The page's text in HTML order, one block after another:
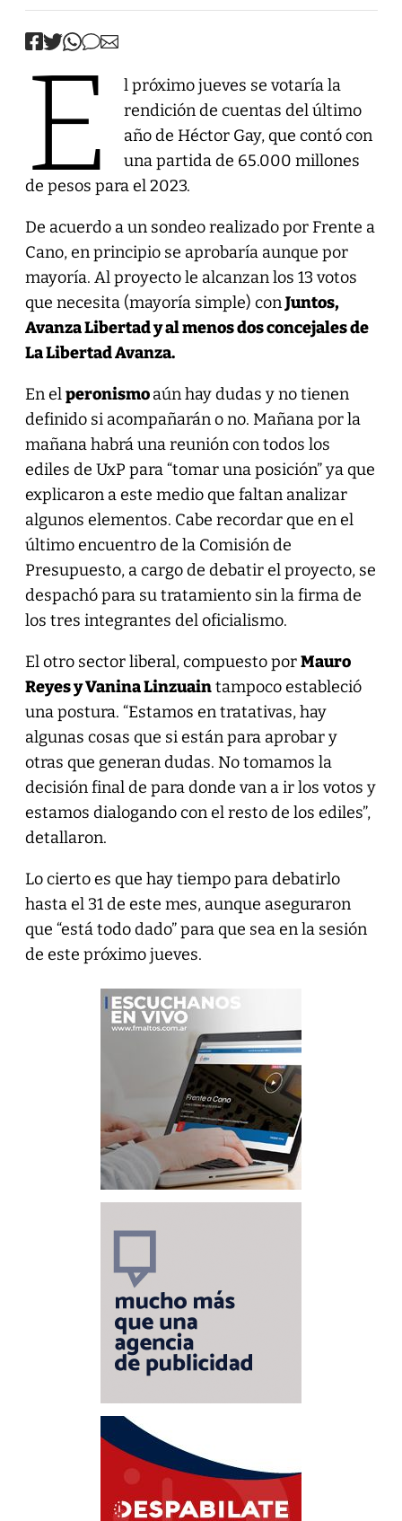
E
l próximo jueves se votaría la
rendición de cuentas del último
año de Héctor Gay, que contó con
una partida de 65.000 millones
de pesos para el 2023.
De acuerdo a un sondeo realizado por Frente a
Cano, en principio se aprobaría aunque por
mayoría. Al proyecto le alcanzan los 13 votos
que necesita (mayoría simple) conJuntos,
Avanza Libertad y al menos dos concejales de
La Libertad Avanza.
En elperonismoaún hay dudas y no tienen
definido si acompañarán o no. Mañana por la
mañana habrá una reunión con todos los
ediles de UxP para “tomar una posición” ya que
explicaron a este medio que faltan analizar
algunos elementos. Cabe recordar que en el
último encuentro de la Comisión de
Presupuesto, a cargo de debatir el proyecto, se
despachó para su tratamiento sin la firma de
los tres integrantes del oficialismo.
El otro sector liberal, compuesto porMauro
Reyes y Vanina Linzuaintampoco estableció
una postura. “Estamos en tratativas, hay
algunas cosas que si están para aprobar y
otras que generan dudas. No tomamos la
decisión final de para donde van a ir los votos y
estamos dialogando con el resto de los ediles”,
detallaron.
Lo cierto es que hay tiempo para debatirlo
hasta el 31 de este mes, aunque aseguraron
que “está todo dado” para que sea en la sesión
de este próximo jueves.